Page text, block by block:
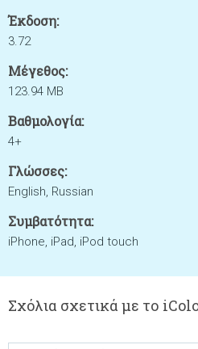
Έκδοση:
3.72
Μέγεθος:
123.94 MB
Βαθμολογία:
4+
Γλώσσες:
English, Russian
Συμβατότητα:
iPhone, iPad, iPod touch
Σχόλια σχετικά με το